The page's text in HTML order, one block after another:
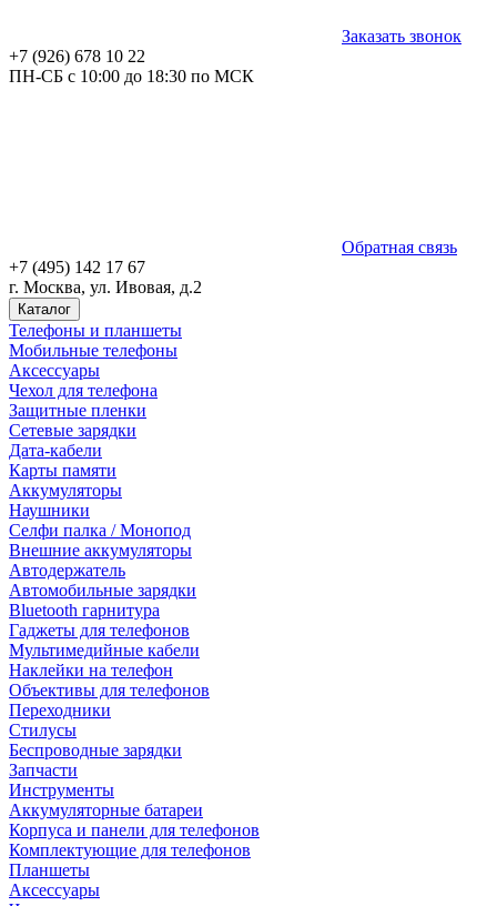
Заказать звонок
+7 (926) 678 10 22
ПН-СБ с 10:00 до 18:30 по МСК
Обратная связь
+7 (495) 142 17 67
г. Москва, ул. Ивовая, д.2
Каталог
Телефоны и планшеты
Мобильные телефоны
Аксессуары
Чехол для телефона
Защитные пленки
Сетевые зарядки
Дата-кабели
Карты памяти
Аккумуляторы
Наушники
Селфи палка / Монопод
Внешние аккумуляторы
Автодержатель
Автомобильные зарядки
Bluetooth гарнитура
Гаджеты для телефонов
Мультимедийные кабели
Наклейки на телефон
Объективы для телефонов
Переходники
Стилусы
Беспроводные зарядки
Запчасти
Инструменты
Аккумуляторные батареи
Корпуса и панели для телефонов
Комплектующие для телефонов
Планшеты
Аксессуары